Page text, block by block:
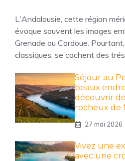
L'Andalousie, cette région
évoque souvent les images
Grenade ou Cordoue.
classiques, se cachent des
Séjour au
beaux
découvrir
rocheux de
27 mai 2026
Vivez une
avec une